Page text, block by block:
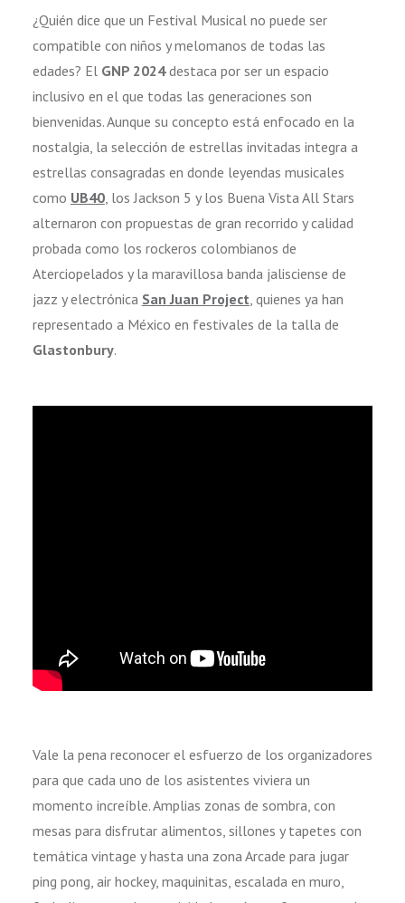
¿Quién dice que un Festival Musical no puede ser
compatible con niños y melomanos de todas las
edades? El GNP 2024destaca por ser un espacio
inclusivo en el que todas las generaciones son
bienvenidas. Aunque su concepto está enfocado en la
nostalgia, la selección de estrellas invitadas integra a
estrellas consagradas en donde leyendas musicales
como UB40, los Jackson 5 y los Buena Vista All Stars
alternaron con propuestas de gran recorrido y calidad
probada como los rockeros colombianos de
Aterciopelados y la maravillosa banda jalisciense de
jazz y electrónica San Juan Project, quienes ya han
representado a México en festivales de la talla de
Glastonbury.
Vale la pena reconocer el esfuerzo de los organizadores
para que cada uno de los asistentes viviera un
momento increíble. Amplias zonas de sombra, con
mesas para disfrutar alimentos, sillones y tapetes con
temática vintage y hasta una zona Arcade para jugar
ping pong, air hockey, maquinitas, escalada en muro,